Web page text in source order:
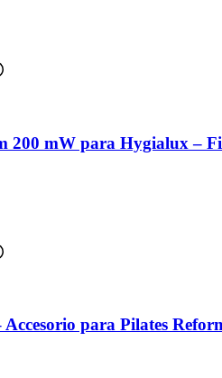
mW para Hygialux –
para Pilates